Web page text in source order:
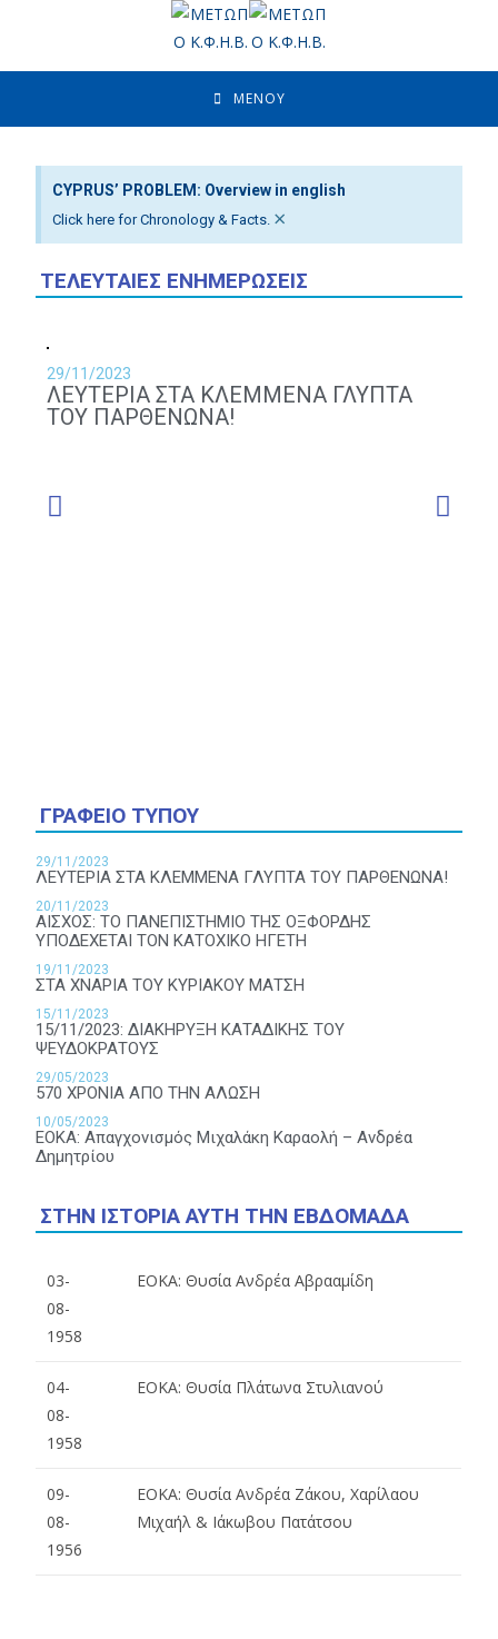
ΜΕΝΟΥ
CYPRUS’ PROBLEM: Overview in english
Click here for Chronology & Facts. ×
ΤΕΛΕΥΤΑΙΕΣ ΕΝΗΜΕΡΩΣΕΙΣ
29/11/2023
ΛΕΥΤΕΡΙΑ ΣΤΑ ΚΛΕΜΜΕΝΑ ΓΛΥΠΤΑ
ΤΟΥ ΠΑΡΘΕΝΩΝΑ!
ΓΡΑΦΕΙΟ ΤΥΠΟΥ
29/11/2023
ΛΕΥΤΕΡΙΑ ΣΤΑ ΚΛΕΜΜΕΝΑ ΓΛΥΠΤΑ ΤΟΥ ΠΑΡΘΕΝΩΝΑ!
20/11/2023
ΑΙΣΧΟΣ: ΤΟ ΠΑΝΕΠΙΣΤΗΜΙΟ ΤΗΣ ΟΞΦΟΡΔΗΣ
ΥΠΟΔΕΧΕΤΑΙ ΤΟΝ ΚΑΤΟΧΙΚΟ ΗΓΕΤΗ
19/11/2023
ΣΤΑ ΧΝΑΡΙΑ ΤΟΥ ΚΥΡΙΑΚΟΥ ΜΑΤΣΗ
15/11/2023
15/11/2023: ΔΙΑΚΗΡΥΞΗ ΚΑΤΑΔΙΚΗΣ ΤΟΥ
ΨΕΥΔΟΚΡΑΤΟΥΣ
29/05/2023
570 ΧΡΟΝΙΑ ΑΠΟ ΤΗΝ ΑΛΩΣΗ
10/05/2023
ΕΟΚΑ: Απαγχονισμός Μιχαλάκη Καραολή – Ανδρέα
Δημητρίου
ΣΤΗΝ ΙΣΤΟΡΙΑ ΑΥΤΗ ΤΗΝ ΕΒΔΟΜΑΔΑ
03-
08-
1958
ΕΟΚΑ: Θυσία Ανδρέα Αβρααμίδη
04-
08-
1958
ΕΟΚΑ: Θυσία Πλάτωνα Στυλιανού
09-
08-
1956
ΕΟΚΑ: Θυσία Ανδρέα Ζάκου, Χαρίλαου
Μιχαήλ & Ιάκωβου Πατάτσου